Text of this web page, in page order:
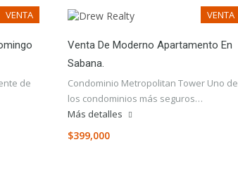
VENTA
de
VENTA
Venta De Moderno Apartamento En
Sabana.
Condominio Metropolitan Tower Uno de
los condominios más seguros…
Más detalles
$399,000